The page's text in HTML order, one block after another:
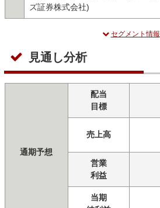
ズ証券株式会社)
セグメント情報
見通し分析
通期予想
配当
目標
売上高
営業
利益
当期